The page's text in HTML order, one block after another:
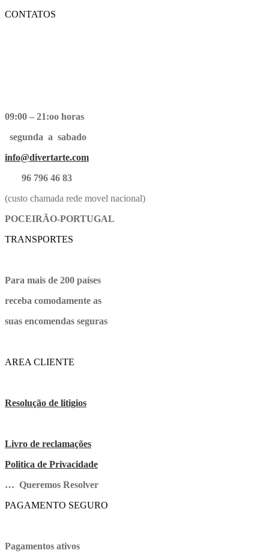
CONTATOS
09:00 – 21:oo horas
segunda a sabado
info@divertarte.com
96 796 46 83
(custo chamada rede movel nacional)
POCEIRÃO-PORTUGAL
TRANSPORTES
Para mais de 200 países
receba comodamente as
suas encomendas seguras
AREA CLIENTE
Resolução de litigios
Livro de reclamações
Politica de Privacidade
… Queremos Resolver
PAGAMENTO SEGURO
Pagamentos ativos